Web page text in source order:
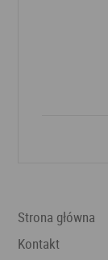
Strona główna
Kontakt